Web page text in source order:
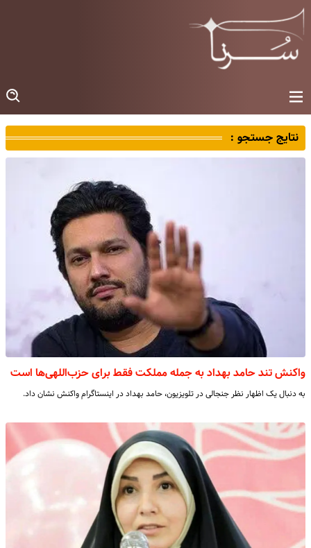
نتایج جستجو :
واکنش تند حامد بهداد به جمله مملکت فقط برای حزب‌اللهی‌ها است
به دنبال یک اظهار نظر جنجالی در تلویزیون، حامد بهداد در اینستاگرام واکنش نشان داد.